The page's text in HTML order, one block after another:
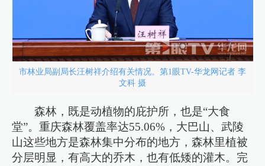
市林业局副局长汪树祥介绍有关情况。第1眼TV-华龙网记者 李
文科 摄
森林，既是动植物的庇护所，也是“大食
堂”。重庆森林覆盖率达55.06%，大巴山、武陵
山这些地方是森林集中分布的地方，森林里植被
分层明显，有高大的乔木，也有低矮的灌木。完